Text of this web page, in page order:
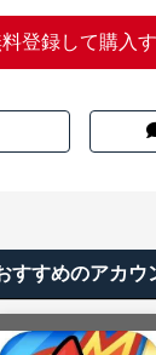
登録して購入
すすめのアカウ